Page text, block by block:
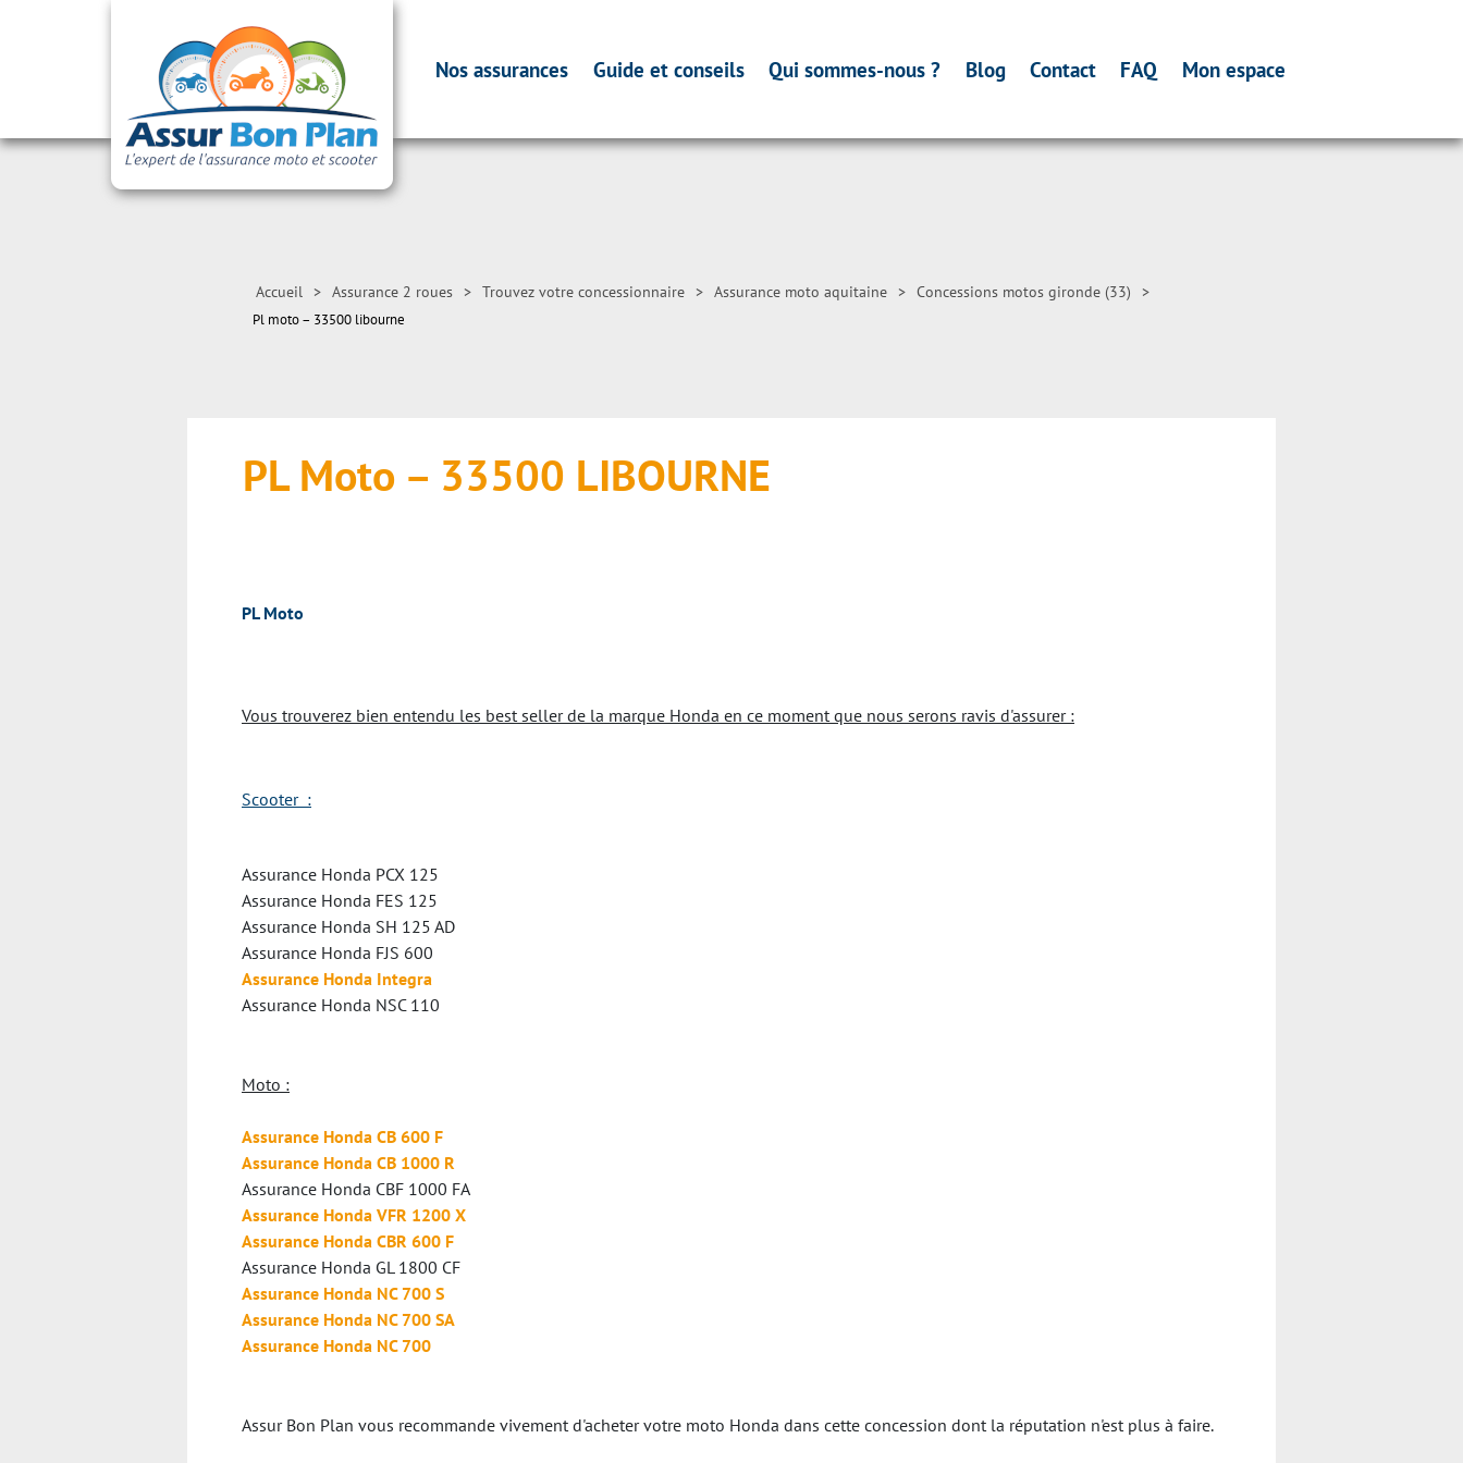
Nos assurances Guide et conseils Qui sommes-nous ? Blog Contact FAQ Mon espace
Accueil > Assurance 2 roues > Trouvez votre concessionnaire > Assurance moto aquitaine > Concessions motos gironde (33) >
Pl moto – 33500 libourne
PL Moto – 33500 LIBOURNE
PL Moto
Vous trouverez bien entendu les best seller de la marque Honda en ce moment que nous serons ravis d'assurer :
Scooter :
Assurance Honda PCX 125
Assurance Honda FES 125
Assurance Honda SH 125 AD
Assurance Honda FJS 600
Assurance Honda Integra
Assurance Honda NSC 110
Moto :
Assurance Honda CB 600 F
Assurance Honda CB 1000 R
Assurance Honda CBF 1000 FA
Assurance Honda VFR 1200 X
Assurance Honda CBR 600 F
Assurance Honda GL 1800 CF
Assurance Honda NC 700 S
Assurance Honda NC 700 SA
Assurance Honda NC 700
Assur Bon Plan vous recommande vivement d'acheter votre moto Honda dans cette concession dont la réputation n'est plus à faire.